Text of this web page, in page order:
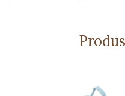
Caracteristici:
licență oficială.
Efecte de